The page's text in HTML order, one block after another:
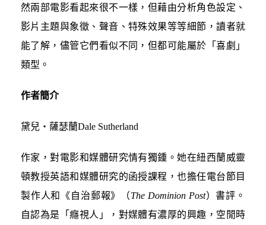
然兩部電影看起來很不一樣，但藉由分析角色設定、
影片主題與象徵、聲音、特殊效果等等細節，讀者就
能了解，儘管它們看似不同，但都可能屬於「喜劇」
類型。
作者簡介
黛兒‧薩瑟蘭Dale Sutherland
作家，對電影和媒體研究情有獨鍾。她在紐西蘭威靈
頓教授英語和媒體研究的函授課程，也擔任電台節目
製作人和《自治郵報》（The Dominion Post）書評。
自認為是「癮視人」，對媒體有濃厚的興趣，空閒時